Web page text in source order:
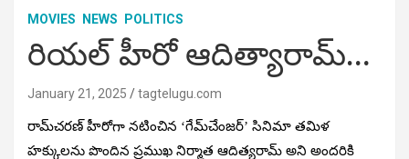
MOVIES NEWS POLITICS
రియల్ హీరో ఆదిత్యారామ్‌…
January 21, 2025 tagtelugu.com
రామ్‌చరణ్‌ హీరోగా నటించిన ‘గేమ్‌చేంజర్‌’ సినిమా తమిళ
హక్కులను పొందిన ప్రముఖ నిర్మాత ఆదిత్యరామ్‌ అని అందరికి